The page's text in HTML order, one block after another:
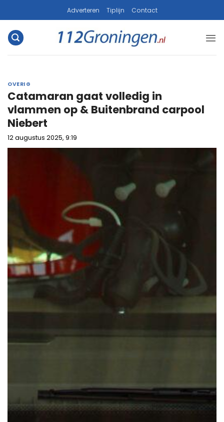
naar
inhoud
Adverteren Tiplijn Contact
OVERIG
Catamaran gaat volledig in
vlammen op & Buitenbrand carpool
Niebert
12 augustus 2025, 9:19